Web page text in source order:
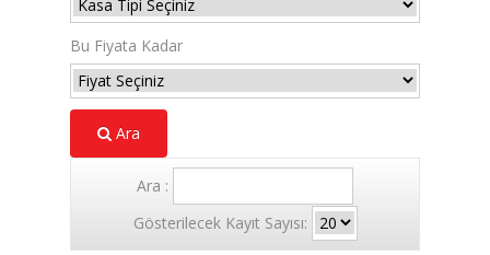
Bu Fiyata Kadar
Ara
Ara :
Gösterilecek Kayıt Sayısı: